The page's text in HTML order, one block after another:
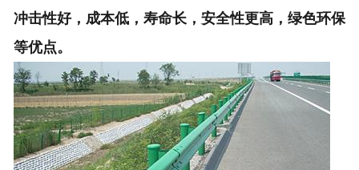
联系我们
冲击性好，成本低，寿命长，安全性更高，绿色环保
等优点。